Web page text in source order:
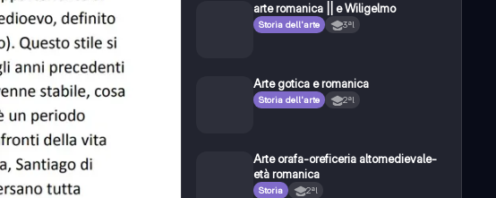
arte romanica || e Wiligelmo
Storia dell'arte 3ªl
Arte gotica e romanica
Storia dell'arte 2ªl
Arte orafa-oreficeria altomedievale-
età romanica
Storia 2ªl